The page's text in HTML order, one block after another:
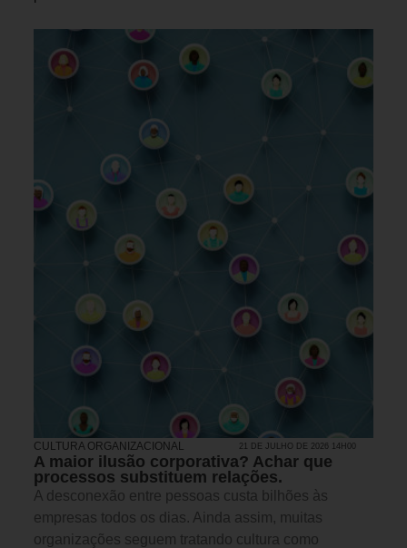
CULTURA ORGANIZACIONAL 21 DE JULHO DE 2026 14H00
A maior ilusão corporativa? Achar que
processos substituem relações.
A desconexão entre pessoas custa bilhões às
empresas todos os dias. Ainda assim, muitas
organizações seguem tratando cultura como